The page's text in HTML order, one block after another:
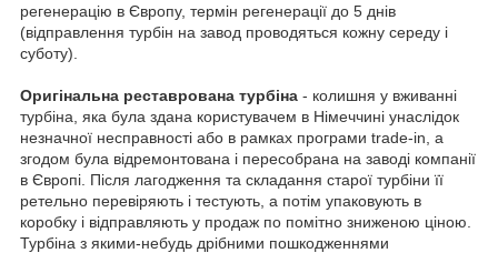
регенерацію в Європу, термін регенерації до 5 днів
(відправлення турбін на завод проводяться кожну середу і
суботу).
Оригінальна реставрована турбіна - колишня у вживанні
турбіна, яка була здана користувачем в Німеччині унаслідок
незначної несправності або в рамках програми trade-in, а
згодом була відремонтована і пересобрана на заводі компанії
в Європі. Після лагодження та складання старої турбіни її
ретельно перевіряють і тестують, а потім упаковують в
коробку і відправляють у продаж по помітно зниженою ціною.
Турбіна з якими-небудь дрібними пошкодженнями